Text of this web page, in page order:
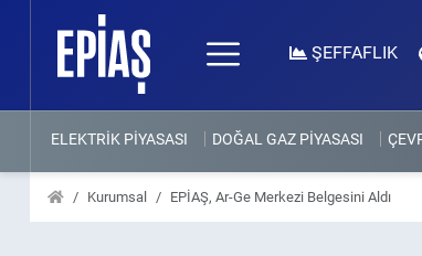
ŞEFFAFLIK
ELEKTRİK PİYASASI DOĞAL GAZ PİYASASI
Kurumsal EPİAŞ, Ar-Ge Merkezi Belgesini Aldı